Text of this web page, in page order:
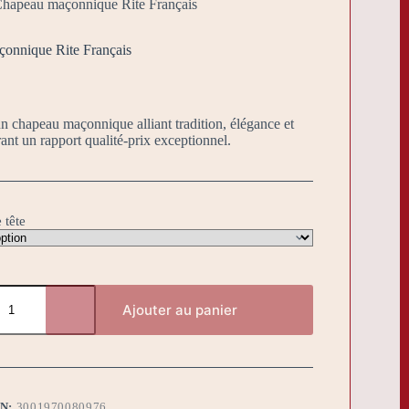
maçonnique Rite Français
Rite Français
chapeau maçonnique alliant tradition, élégance et
un rapport qualité-prix exceptionnel.
tête
Ajouter au panier